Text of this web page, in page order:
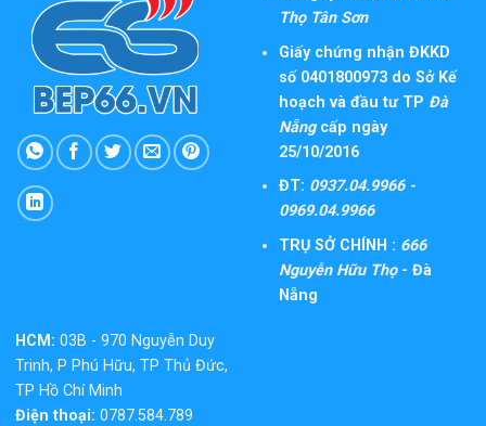
Thọ Tân Sơn
Giấy chứng nhận ĐKKD
số 0401800973 do Sở Kế
hoạch và đầu tư TP Đà
Nẵngcấp ngày
25/10/2016
ĐT: 0937.04.9966 -
0969.04.9966
TRỤ SỞ CHÍNH : 666
Nguyễn Hữu Thọ- Đà
Nẵng
HCM: 03B - 970 Nguyễn Duy
Trinh, P Phú Hữu, TP Thủ Đức,
TP Hồ Chí Minh
Điện thoại: 0787.584.789